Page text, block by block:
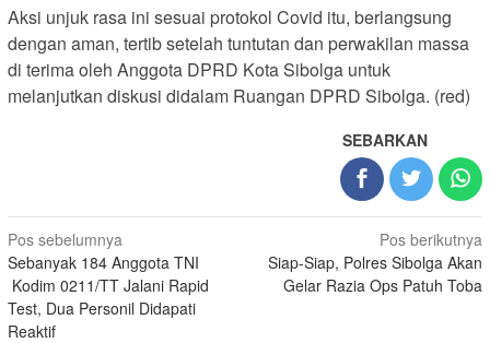
Aksi unjuk rasa ini sesuai protokol Covid itu, berlangsung
dengan aman, tertib setelah tuntutan dan perwakilan massa
di terima oleh Anggota DPRD Kota Sibolga untuk
melanjutkan diskusi didalam Ruangan DPRD Sibolga. (red)
SEBARKAN
Navigasi
pos
Pos sebelumnya
Sebanyak 184 Anggota TNI
Kodim 0211/TT Jalani Rapid
Test, Dua Personil Didapati
Reaktif
Pos berikutnya
Siap-Siap, Polres Sibolga Akan
Gelar Razia Ops Patuh Toba